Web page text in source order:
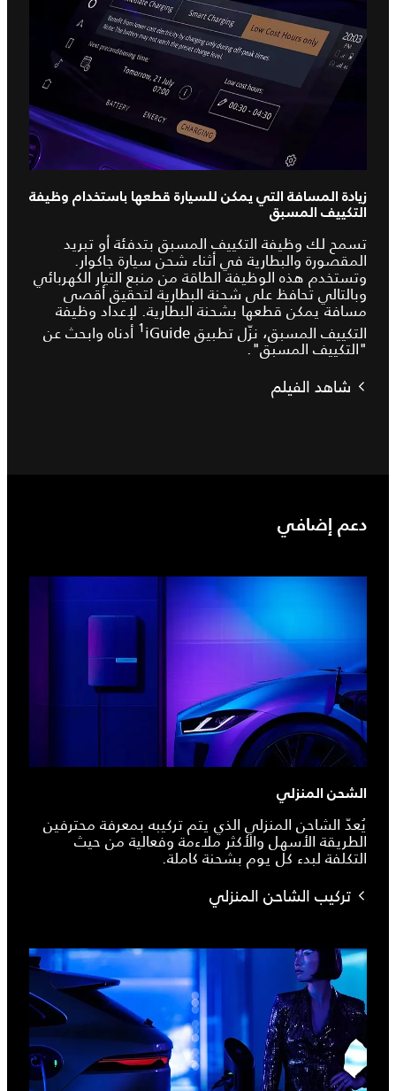
زيادة المسافة التي يمكن للسيارة قطعها باستخدام وظيفة
التكييف المسبق
تسمح لك وظيفة التكييف المسبق بتدفئة أو تبريد
المقصورة والبطارية في أثناء شحن سيارة جاكوار.
وتستخدم هذه الوظيفة الطاقة من منبع التيار الكهربائي
وبالتالي تحافظ على شحنة البطارية لتحقيق أقصى
مسافة يمكن قطعها بشحنة البطارية. لإعداد وظيفة
التكييف المسبق، نزّل تطبيق iGuide‏
1 أدناه وابحث عن
"التكييف المسبق".
شاهد الفيلم
دعم إضافي
الشحن المنزلي
يُعدّ الشاحن المنزلي الذي يتم تركيبه بمعرفة محترفين
الطريقة الأسهل والأكثر ملاءمة وفعالية من حيث
التكلفة لبدء كل يوم بشحنة كاملة.
تركيب الشاحن المنزلي